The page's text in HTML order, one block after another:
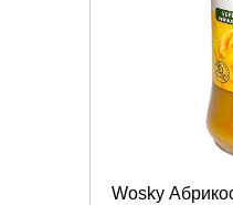
Wosky